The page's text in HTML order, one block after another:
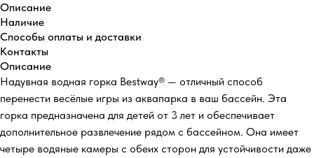
Описание
Наличие
Способы оплаты и доставки
Контакты
Описание
Надувная водная горка Bestway® — отличный способ
перенести весёлые игры из аквапарка в ваш бассейн. Эта
горка предназначена для детей от 3 лет и обеспечивает
дополнительное развлечение рядом с бассейном. Она имеет
четыре водяные камеры с обеих сторон для устойчивости даже